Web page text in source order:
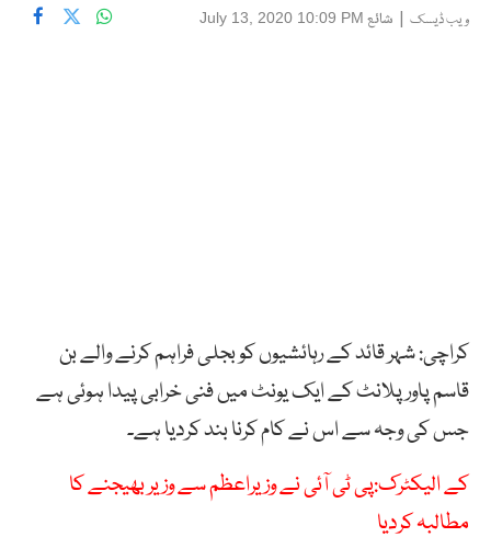
ویب ڈیسک | شائع July 13, 2020 10:09 PM
کراچی: شہر قائد کے رہائشیوں کو بجلی فراہم کرنے والے بن
قاسم پاورپلانٹ کے ایک یونٹ میں فنی خرابی پیدا ہوئی ہے
جس کی وجہ سے اس نے کام کرنا بند کردیا ہے۔
کے الیکٹرک:پی ٹی آئی نے وزیراعظم سے وزیر بھیجنے کا
مطالبہ کردیا